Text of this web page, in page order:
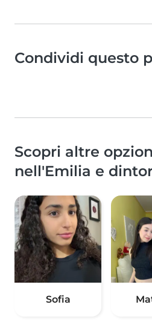
Condividi questo
Scopri altre
nell'Emilia e
Sofia